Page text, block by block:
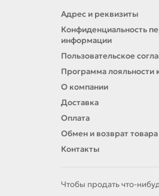
Адрес и реквизиты
Конфиденциальность
информации
Пользовательское
Программа лояльности
О компании
Доставка
Оплата
Обмен и возврат товара
Контакты
Чтобы продать что-